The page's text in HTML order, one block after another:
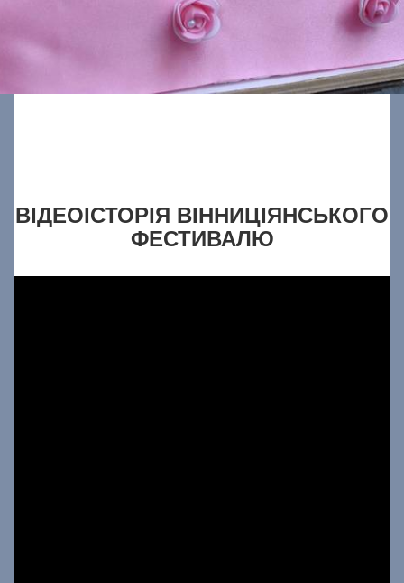
ВІДЕОІСТОРІЯ ВІННИЦІЯНСЬКОГО
ФЕСТИВАЛЮ